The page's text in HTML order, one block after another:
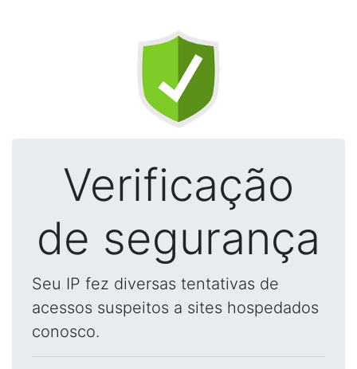
Verificação
de segurança
Seu IP fez diversas tentativas de
acessos suspeitos a sites hospedados
conosco.